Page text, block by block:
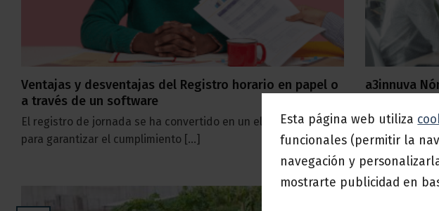
Ventajas y desventajas del Registro horario en papel o
a través de un software
El registro de jornada se ha convertido en un elemento clave
para garantizar el cumplimiento [...]
a3innuva
La gestión de
velocidad.
Esta página web utiliza
funcionales (permitir la
navegación y
mostrarte publicidad en